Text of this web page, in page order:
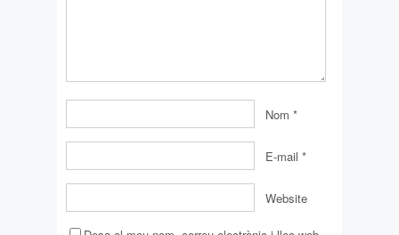
Nom *
E-mail *
Website